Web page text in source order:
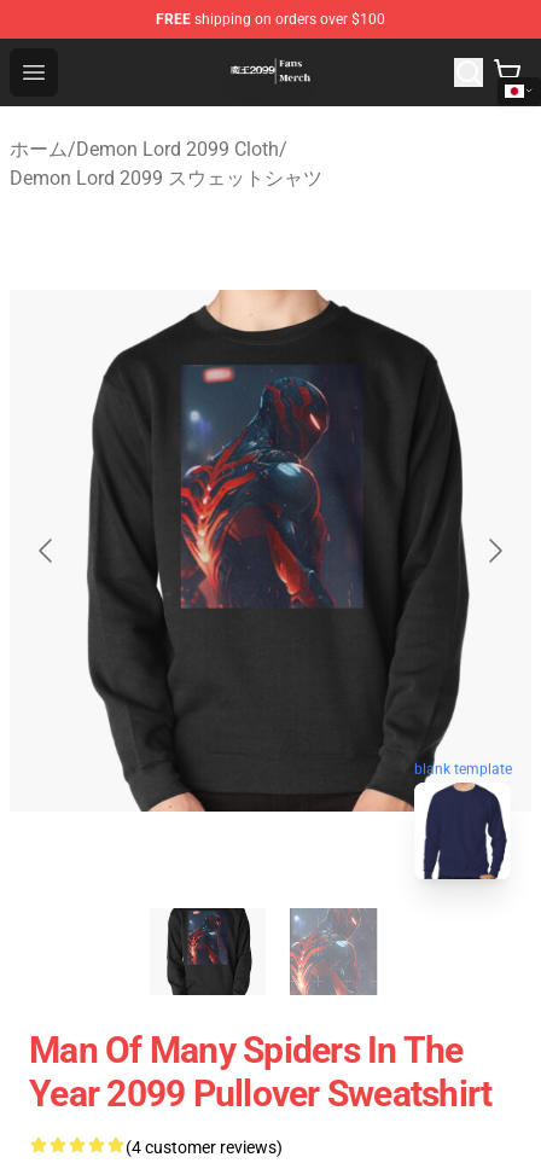
FREE shipping on orders over $100
Open menu
Demon Lord 2099 Store - Official Demon Lord 2099
ホーム/Demon Lord 2099 Cloth/
Demon Lord 2099 スウェットシャツ
blank template
Man Of Many Spiders In The
Year 2099 Pullover Sweatshirt
(4 customer reviews)